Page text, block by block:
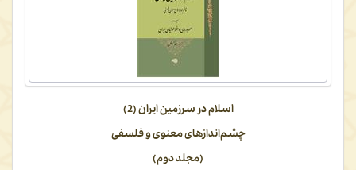
اسلام در سرزمین ایران (2)
چشم‌اندازهای معنوی و فلسفی
(مجلد دوم)